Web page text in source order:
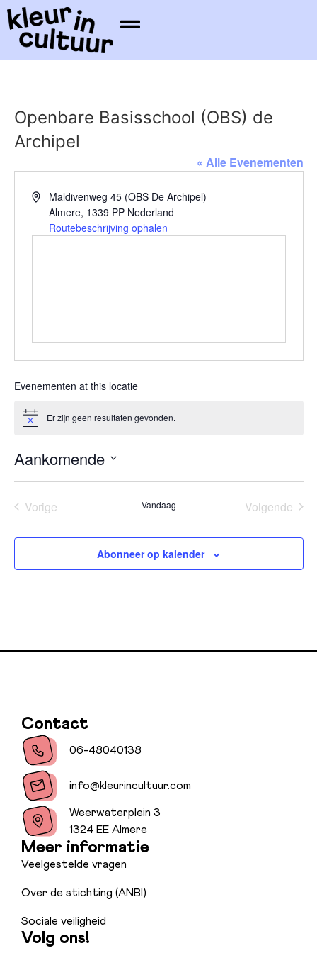
Openbare Basisschool (OBS) de
Archipel
« Alle Evenementen
AdresMaldivenweg 45 (OBS De Archipel)
Almere, 1339 PP Nederland
Routebeschrijving ophalen
Evenementen at this locatie
BerichtEr zijn geen resultaten gevonden.
Aankomende
een
VorigeEvenementen Vandaag Volgende
Abonneer op kalender
Contact
06-48040138
info@kleurincultuur.com
Weerwaterplein 3
1324 EE Almere
Meer informatie
Veelgestelde vragen
Over de stichting (ANBI)
Sociale veiligheid
Volg ons!